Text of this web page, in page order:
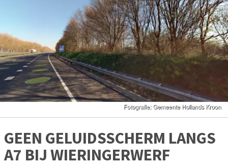
GEEN GELUIDSSCHERM LANGS
A7 BIJ WIERINGERWERF